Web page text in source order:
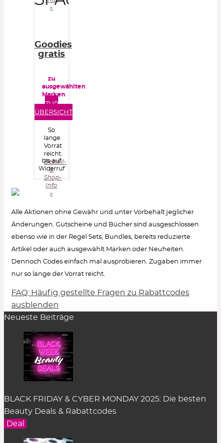
»
Goodies
gratis
zu
ausgewählten
Marken
ZUR
ÜBERSICHT
So
lange
Vorrat
reicht.
Bestell-
&
Shop-
Info
»
bis auf
Widerruf
Alle Aktionen ohne Gewähr und unter Vorbehalt jeglicher
Änderungen. Gutscheine und Bücher sind ausgeschlossen
ebenso wie in der Regel Sets, Bundles, bereits reduzierte
Artikel oder auch ausgewählt Marken oder Neuheiten.
Dennoch Codes einfach mal ausprobieren. Zugaben immer
nur so lange der Vorrat reicht.
Wie löse ich einen Rabattcode ein?
Um den Gutschein-Code anzuzeigen, klicke in
der Rabatt-Beschreibung auf den Button
zeigen“. Es öffnet sich ein Pop-up-Fenster.
Einfach auf„kopieren“
zwischengespeichert.
Im Warenkorb des dazugehörigen Online Shops
kann der Rabattcode im entsprechenden Feld
eingefügt werden. Das Feld befindet sich an
FAQ: Häufig gestellte Fragen zu Rabattcodes
ausblenden
Neueste Beiträge
BLACK FRIDAY & CYBER MONDAY 2025: Die besten
Beauty Deals & Rabattcodes
Deal